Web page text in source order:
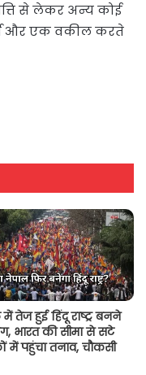
से लेकर अन्य कोई
और एक वकील करते
तेज हुई हिंदू राष्ट्र बनने
भारत की सीमा से सटे
में पहुंचा तनाव, चौकसी